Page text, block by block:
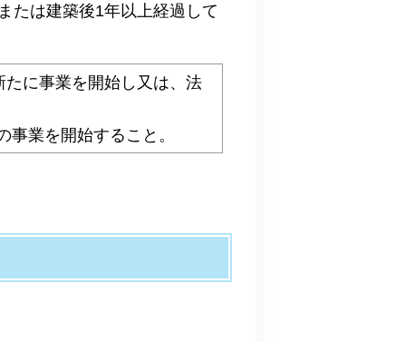
たは建築後1年以上経過して
に事業を開始し又は、法
業を開始すること。